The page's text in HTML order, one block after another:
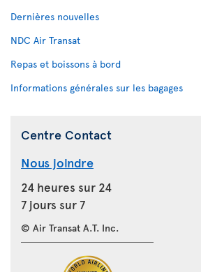
Dernières nouvelles
NDC Air Transat
Repas et boissons à bord
Informations générales sur les bagages
Centre Contact
Nous joindre
24 heures sur 24
7 jours sur 7
© Air Transat A.T. Inc.